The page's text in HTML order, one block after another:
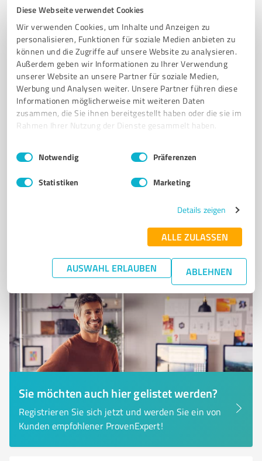
Diese Webseite verwendet Cookies
Wir verwenden Cookies, um Inhalte und Anzeigen zu
personalisieren, Funktionen für soziale Medien anbieten zu
können und die Zugriffe auf unsere Website zu analysieren.
Außerdem geben wir Informationen zu Ihrer Verwendung
unserer Website an unsere Partner für soziale Medien,
Werbung und Analysen weiter. Unsere Partner führen diese
Informationen möglicherweise mit weiteren Daten
zusammen, die Sie ihnen bereitgestellt haben oder die sie im
Rahmen Ihrer Nutzung der Dienste gesammelt haben.
Impressum Datenschutzbestimmungen
Einwilligungsauswahl
Notwendig Präferenzen
Statistiken Marketing
Details zeigen
ALLE ZULASSEN
AUSWAHL ERLAUBEN ABLEHNEN
Bewertungen
(2 Quellen)
5 Coaching
Binequeen Freiheitskompass
Löse mit meinen Coachingstechniken alte Konflikte in
deiner Innenwelt auf.
Tel. +49 15156923616
binequeen5@outlook.de
0,00 / 5,00
Sie möchten auch hier gelistet werden?
Registrieren Sie sich jetzt und werden Sie ein von
Kunden empfohlener ProvenExpert!